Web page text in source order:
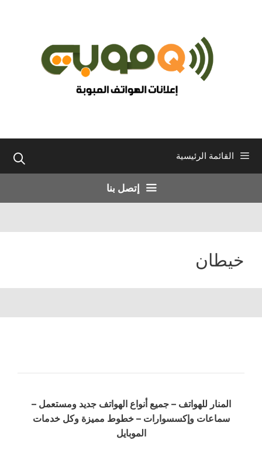
القائمة الرئيسية
إتصل بنا
خيطان
المنار للهواتف – جميع أنواع الهواتف جديد ومستعمل –
سماعات وإكسسوارات – خطوط مميزة وكل خدمات
الموبايل